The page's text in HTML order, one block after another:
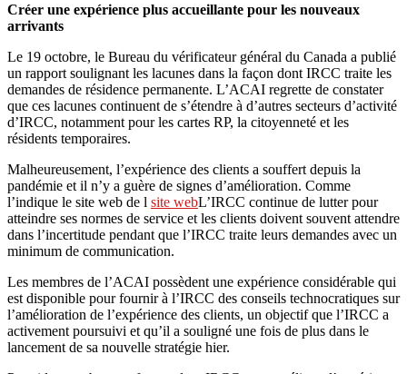
Créer une expérience plus accueillante pour les nouveaux
arrivants
Le 19 octobre, le Bureau du vérificateur général du Canada a publié
un rapport soulignant les lacunes dans la façon dont IRCC traite les
demandes de résidence permanente. L’ACAI regrette de constater
que ces lacunes continuent de s’étendre à d’autres secteurs d’activité
d’IRCC, notamment pour les cartes RP, la citoyenneté et les
résidents temporaires.
Malheureusement, l’expérience des clients a souffert depuis la
pandémie et il n’y a guère de signes d’amélioration. Comme
l’indique le site web de l site webL’IRCC continue de lutter pour
atteindre ses normes de service et les clients doivent souvent attendre
dans l’incertitude pendant que l’IRCC traite leurs demandes avec un
minimum de communication.
Les membres de l’ACAI possèdent une expérience considérable qui
est disponible pour fournir à l’IRCC des conseils technocratiques sur
l’amélioration de l’expérience des clients, un objectif que l’IRCC a
activement poursuivi et qu’il a souligné une fois de plus dans le
lancement de sa nouvelle stratégie hier.